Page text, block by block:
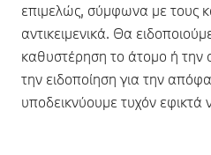
επιμελώς, σύμφωνα με τους
αντικειμενικά. Θα
καθυστέρηση το άτομο ή την
την ειδοποίηση για την
υποδεικνύουμε τυχόν εφικτά